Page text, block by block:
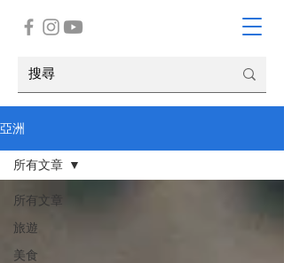
亞洲
所有文章
旅遊
美食
所有文章